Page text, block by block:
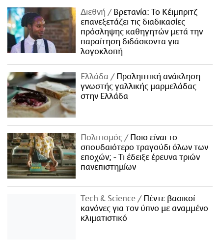
Διεθνή
Βρετανία: Το Κέιμπριτζ
επανεξετάζει τις διαδικασίες
πρόσληψης καθηγητών μετά την
παραίτηση διδάσκοντα για
λογοκλοπή
Ελλάδα
Προληπτική ανάκληση
γνωστής γαλλικής μαρμελάδας
στην Ελλάδα
Πολιτισμός
Ποιο είναι το
σπουδαιότερο τραγούδι όλων των
εποχών; - Τι έδειξε έρευνα τριών
πανεπιστημίων
Τech & Science
Πέντε βασικοί
κανόνες για τον ύπνο με αναμμένο
κλιματιστικό